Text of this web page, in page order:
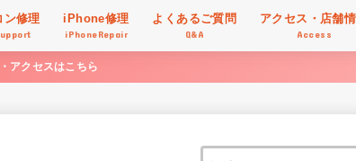
ン修理 iPhone修理
iPhoneRepair
よくあるご質問
Q&A
アクセス・店舗
Access
アクセスはこちら